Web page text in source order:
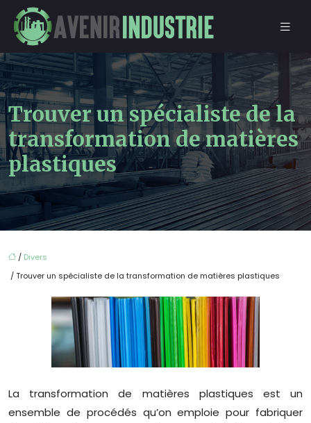
Trouver un spécialiste de la
transformation de matières
plastiques
/ Divers
/ Trouver un spécialiste de la transformation de matières plastiques
La transformation de matières plastiques est un
ensemble de procédés qu’on emploie pour fabriquer